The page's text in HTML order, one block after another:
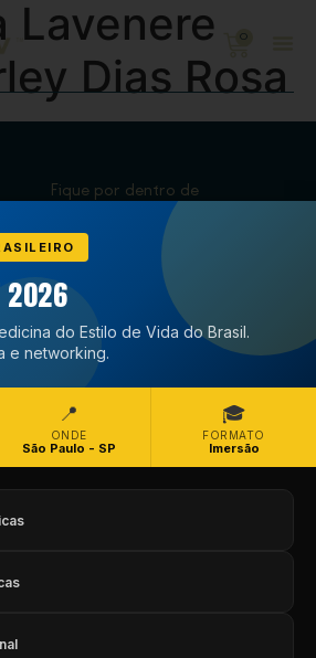
0
Lavenere
Dias Rosa
Fique por dentro de
tudo que acontece
no CBMEV
2026
do Estilo de Vida do Brasil.
e networking.
📍
ONDE
São Paulo - SP
🎓
FORMATO
Imersão